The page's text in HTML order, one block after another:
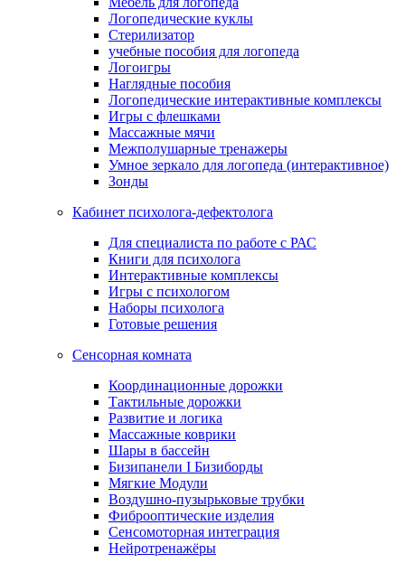
Логопедические куклы
Стерилизатор
учебные пособия для логопеда
Логоигры
Наглядные пособия
Логопедические интерактивные комплексы
Игры с флешками
Массажные мячи
Межполушарные тренажеры
Умное зеркало для логопеда (интерактивное)
Зонды
Кабинет психолога-дефектолога
Для специалиста по работе с РАС
Книги для психолога
Интерактивные комплексы
Игры с психологом
Наборы психолога
Готовые решения
Сенсорная комната
Координационные дорожки
Тактильные дорожки
Развитие и логика
Массажные коврики
Шары в бассейн
Бизипанели I Бизиборды
Мягкие Модули
Воздушно-пузырьковые трубки
Фиброоптические изделия
Сенсомоторная интеграция
Нейротренажёры